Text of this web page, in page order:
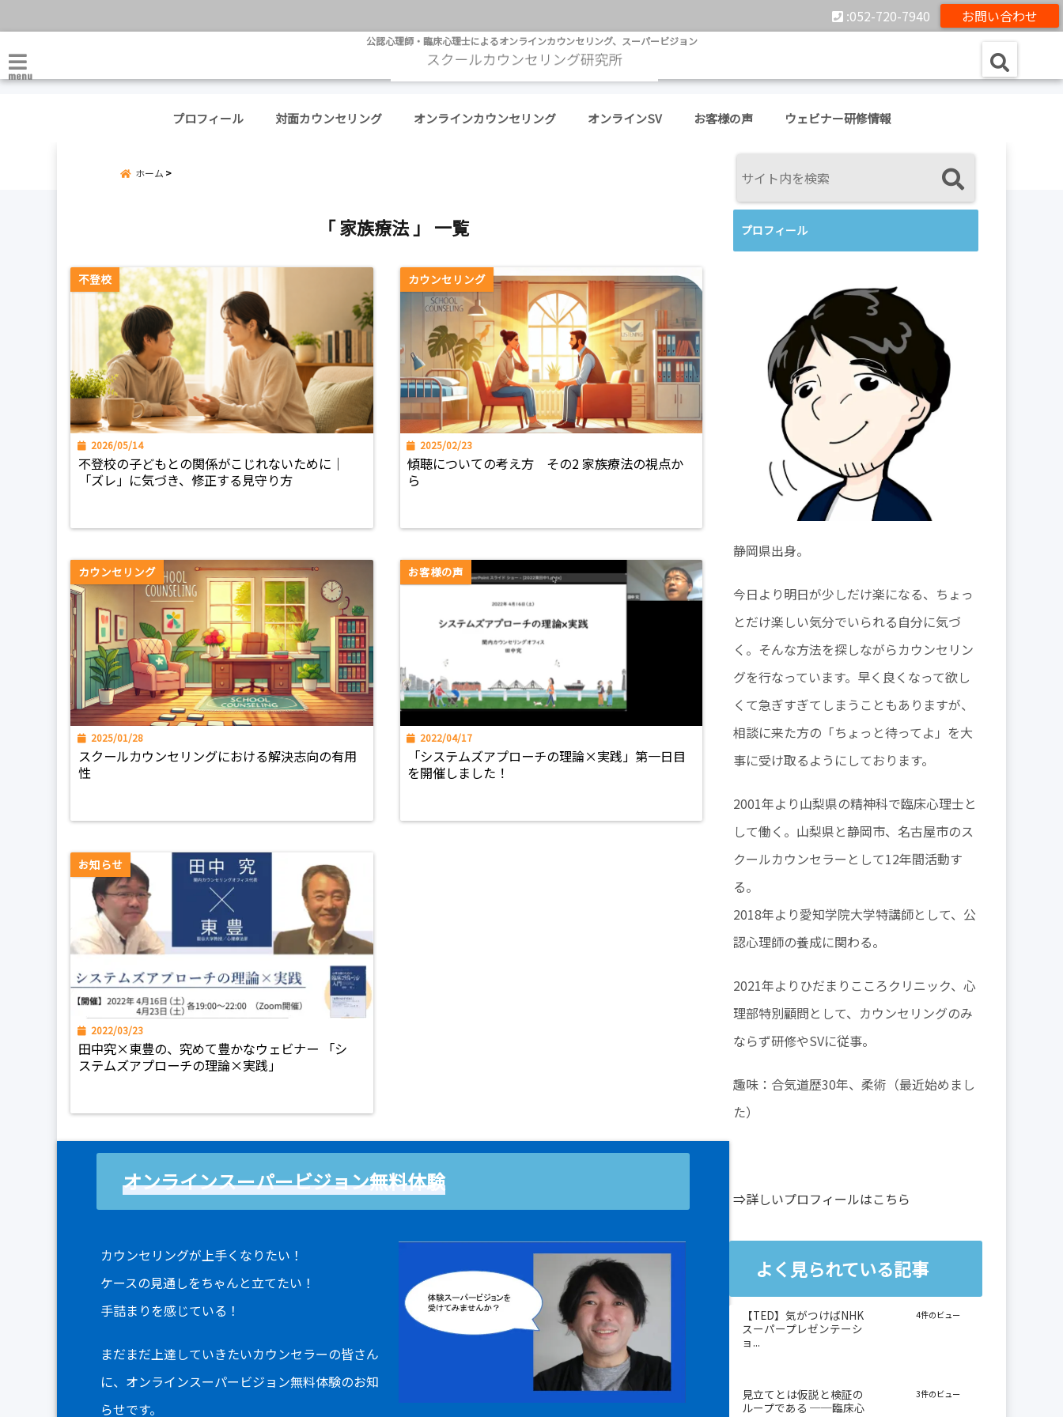
お問い合わせ
:052-720-7940
公認心理師・臨床心理士によるオンラインカウンセリング、スーパービジョン
menu
プロフィール 対面カウンセリング オンラインカウンセリング オンラインSV お客様の声 ウェビナー研修情報
ホーム
「 家族療法 」 一覧
不登校
2026/05/14
不登校の子どもとの関係がこじれないために｜
「ズレ」に気づき、修正する見守り方
カウンセリング
2025/02/23
傾聴についての考え方 その2 家族療法の視点か
ら
カウンセリング
2025/01/28
スクールカウンセリングにおける解決志向の有用
性
お客様の声
2022/04/17
「システムズアプローチの理論×実践」第一日目
を開催しました！
お知らせ
2022/03/23
田中究×東豊の、究めて豊かなウェビナー 「シ
ステムズアプローチの理論×実践」
オンラインスーパービジョン無料体験
カウンセリングが上手くなりたい！
ケースの見通しをちゃんと立てたい！
手詰まりを感じている！
まだまだ上達していきたいカウンセラーの皆さん
に、オンラインスーパービジョン無料体験のお知
らせです。
プロフィール
静岡県出身。
今日より明日が少しだけ楽になる、ちょっ
とだけ楽しい気分でいられる自分に気づ
く。そんな方法を探しながらカウンセリン
グを行なっています。早く良くなって欲し
くて急ぎすぎてしまうこともありますが、
相談に来た方の「ちょっと待ってよ」を大
事に受け取るようにしております。
2001年より山梨県の精神科で臨床心理士と
して働く。山梨県と静岡市、名古屋市のス
クールカウンセラーとして12年間活動す
る。
2018年より愛知学院大学特講師として、公
認心理師の養成に関わる。
2021年よりひだまりこころクリニック、心
理部特別顧問として、カウンセリングのみ
ならず研修やSVに従事。
趣味：合気道歴30年、柔術（最近始めまし
た）
⇒詳しいプロフィールはこちら
よく見られている記事
【TED】気がつけばNHK
スーパープレゼンテーシ
ョ...
4件のビュー
見立てとは仮説と検証の
ループである ──臨床心
3件のビュー